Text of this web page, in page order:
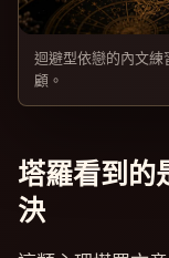
迴避型依戀的內文練
顧。
塔羅看到的
決